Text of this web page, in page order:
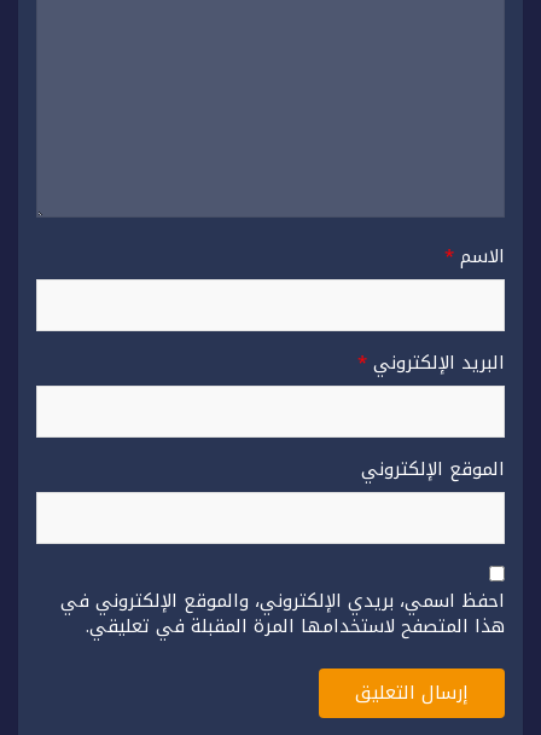
الاسم*
البريد الإلكتروني*
الموقع الإلكتروني
احفظ اسمي، بريدي الإلكتروني، والموقع الإلكتروني في
هذا المتصفح لاستخدامها المرة المقبلة في تعليقي.